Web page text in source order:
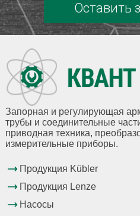
Оставить
Запорная и регулирующая
трубы и соединительные
приводная техника,
измерительные приборы.
Продукция Kübler
Продукция Lenze
Насосы